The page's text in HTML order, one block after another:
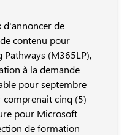
d'annoncer de
contenu pour
(M365LP),
à la demande
pour septembre
comprenait cinq (5)
pour Microsoft
de formation